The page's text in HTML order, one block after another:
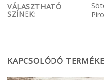
VÁLASZTHATÓ
SZÍNEK:
KAPCSOLÓDÓ